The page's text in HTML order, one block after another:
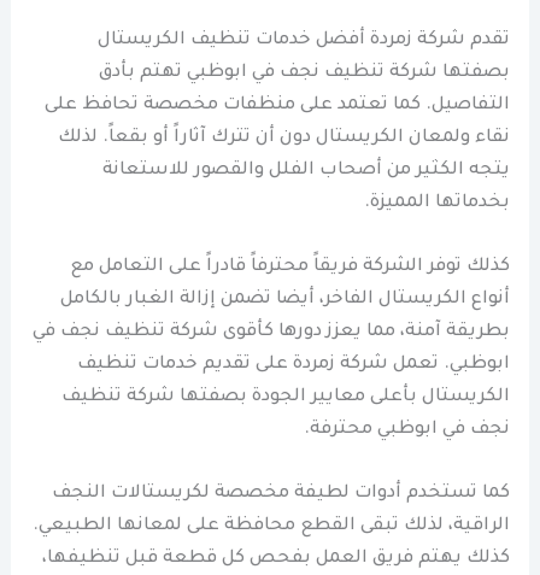
تقدم شركة زمردة أفضل خدمات تنظيف الكريستال
بصفتها شركة تنظيف نجف في ابوظبي تهتم بأدق
التفاصيل. كما تعتمد على منظفات مخصصة تحافظ على
نقاء ولمعان الكريستال دون أن تترك آثاراً أو بقعاً. لذلك
يتجه الكثير من أصحاب الفلل والقصور للاستعانة
بخدماتها المميزة.
كذلك توفر الشركة فريقاً محترفاً قادراً على التعامل مع
أنواع الكريستال الفاخر، أيضا تضمن إزالة الغبار بالكامل
بطريقة آمنة، مما يعزز دورها كأقوى شركة تنظيف نجف في
ابوظبي. تعمل شركة زمردة على تقديم خدمات تنظيف
الكريستال بأعلى معايير الجودة بصفتها شركة تنظيف
نجف في ابوظبي محترفة.
كما تستخدم أدوات لطيفة مخصصة لكريستالات النجف
الراقية، لذلك تبقى القطع محافظة على لمعانها الطبيعي.
كذلك يهتم فريق العمل بفحص كل قطعة قبل تنظيفها،